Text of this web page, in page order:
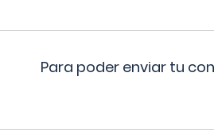
Para poder enviar tu